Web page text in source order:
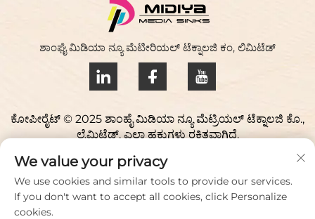
ಶಾಂಘೈ ಮಿಡಿಯಾ ನ್ಯೂ ಮೆಟೀರಿಯಲ್ ಟೆಕ್ನಾಲಜಿ ಕಂ, ಲಿಮಿಟೆಡ್
ಕೋಪೀರೈಟ್ © 2025 ಶಾಂಹೈ ಮಿಡಿಯಾ ನ್ಯೂ ಮೆಟ್ರಿಯಲ್ ಟೆಕ್ನಾಲಜಿ ಕೊ.,
ಲೈಮಿಟೆಡ್. ಎಲ್ಲಾ ಹಕ್ಕುಗಳು ರಕ್ಷಿತವಾಗಿದೆ.
ಗೌಪ್ಯತಾ ನೀತಿ
ನಮ್ಮನ್ನು ಸಂಪರ್ಕಿಸಿ
Address: ಯುಕಿಯಾವೊ ಸೈನ್ಸ್ ಪಾರ್ಕ್, 98 ಲಿಯಾನ್ಫು ರಸ್ತೆ, ಜಿಯುಟಿಂಗ್
We value your privacy
We use cookies and similar tools to provide our services.
If you don't want to accept all cookies, click Personalize
cookies.